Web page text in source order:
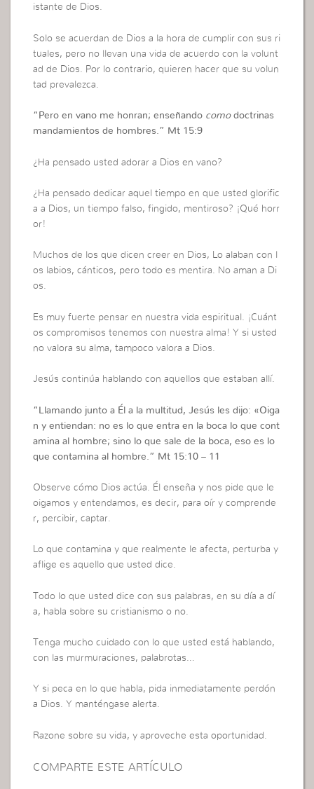
istante de Dios.
Solo se acuerdan de Dios a la hora de cumplir con sus ri
tuales, pero no llevan una vida de acuerdo con la volunt
ad de Dios. Por lo contrario, quieren hacer que su volun
tad prevalezca.
“ Pero en vano me honran; enseñando comodoctrinas
mandamientos de hombres.” Mt 15:9
¿Ha pensado usted adorar a Dios en vano?
¿Ha pensado dedicar aquel tiempo en que usted glorific
a a Dios, un tiempo falso, fingido, mentiroso? ¡Qué horr
or!
Muchos de los que dicen creer en Dios, Lo alaban con l
os labios, cánticos, pero todo es mentira. No aman a Di
os.
Es muy fuerte pensar en nuestra vida espiritual. ¡Cuánt
os compromisos tenemos con nuestra alma! Y si usted
no valora su alma, tampoco valora a Dios.
Jesús continúa hablando con aquellos que estaban allí.
“ Llamando junto a Él a la multitud, Jesús les dijo: «Oiga
n y entiendan: no es lo que entra en la boca lo que cont
amina al hombre; sino lo que sale de la boca, eso es lo
que contamina al hombre.” Mt 15:10 – 11
Observe cómo Dios actúa. Él enseña y nos pide que le
oigamos y entendamos, es decir, para oír y comprende
r, percibir, captar.
Lo que contamina y que realmente le afecta, perturba y
aflige es aquello que usted dice.
Todo lo que usted dice con sus palabras, en su día a dí
a, habla sobre su cristianismo o no.
Tenga mucho cuidado con lo que usted está hablando,
con las murmuraciones, palabrotas…
Y si peca en lo que habla, pida inmediatamente perdón
a Dios. Y manténgase alerta.
Razone sobre su vida, y aproveche esta oportunidad.
COMPARTE ESTE ARTÍCULO